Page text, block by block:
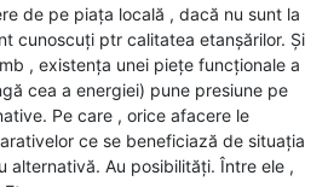
de pe piața locală , dacă nu sunt la
cunoscuți ptr calitatea etanșărilor. Și
, existența unei piețe funcționale a
cea a energiei) pune presiune pe
Pe care , orice afacere le
ce se beneficiază de situația
alternativă. Au posibilități. Între ele ,